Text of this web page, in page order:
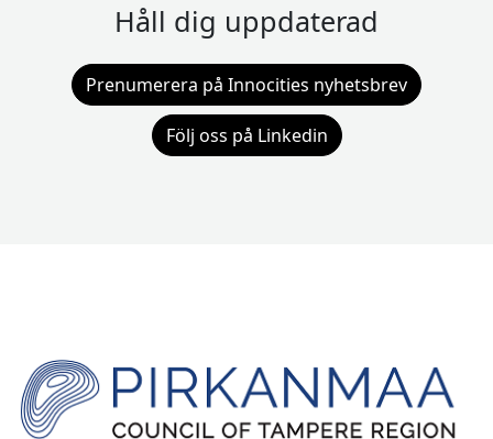
Håll dig uppdaterad
Prenumerera på Innocities nyhetsbrev
Följ oss på Linkedin